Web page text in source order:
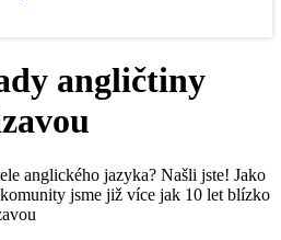
angličtiny
anglického jazyka? Našli jste! Jako
jsme již více jak 10 let blízko